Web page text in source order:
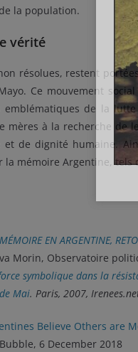
la population.
vérité
résolues, restent
Ce mouvement
emblématiques de la
mères à la recherche de
de dignité humaine.
la mémoire Argentine, tels
EN ARGENTINE,
Morin, Observatoire
symbolique dans la
Mai. Paris, 2007,
Believe Others are
6 December 2018